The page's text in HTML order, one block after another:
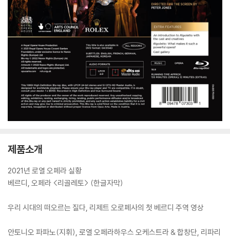
제품소개
2021년 로열 오페라 실황
베르디, 오페라 <리골레토> (한글자막)
우리 시대의 떠오르는 질다, 리제트 오로페사의 첫 베르디 주역 영상
안토니오 파파노(지휘), 로열 오페라하우스 오케스트라 & 합창단, 리파리